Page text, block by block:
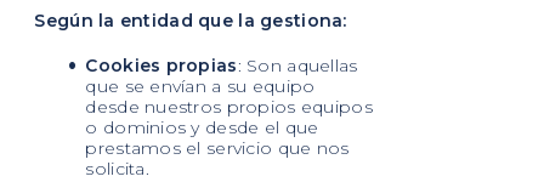
Según la entidad que la gestiona:
Cookies propias: Son aquellas
que se envían a su equipo
desde nuestros propios equipos
o dominios y desde el que
prestamos el servicio que nos
solicita.